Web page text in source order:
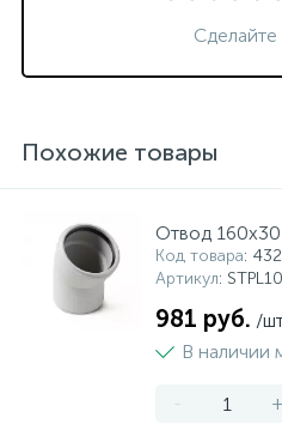
Похожие товары
Отвод 160x30
Код товара:
Артикул:
981 руб. /
В наличии
- +